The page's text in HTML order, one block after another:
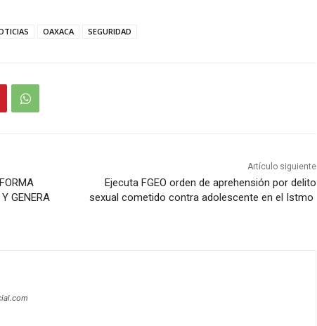
OAXACA SEGURIDAD
GENERA
Artículo siguiente
Ejecuta FGEO orden de aprehensión por delito
sexual cometido contra adolescente en el Istmo